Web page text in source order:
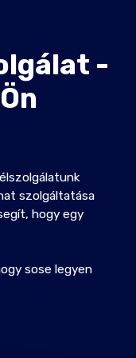
-
szolgáltatása
hogy egy
sose legyen